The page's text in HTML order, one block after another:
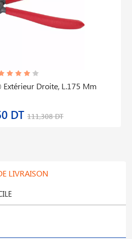
Droite, L.175 Mm
DT 111,308 DT
LIVRAISON